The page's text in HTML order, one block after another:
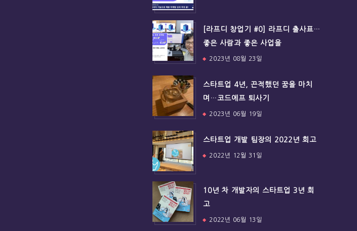
[라프디 창업기 #0] 라프디 출사표…
좋은 사람과 좋은 사업을
2023년 08월 23일
스타트업 4년, 끈적했던 꿈을 마치
며…코드에프 퇴사기
2023년 06월 19일
스타트업 개발 팀장의 2022년 회고
2022년 12월 31일
10년 차 개발자의 스타트업 3년 회
고
2022년 06월 13일